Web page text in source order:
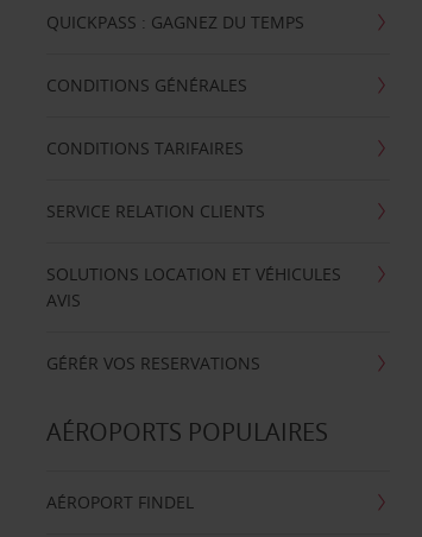
QUICKPASS : GAGNEZ DU TEMPS
CONDITIONS GÉNÉRALES
CONDITIONS TARIFAIRES
SERVICE RELATION CLIENTS
SOLUTIONS LOCATION ET VÉHICULES
AVIS
GÉRÉR VOS RESERVATIONS
AÉROPORTS POPULAIRES
AÉROPORT FINDEL